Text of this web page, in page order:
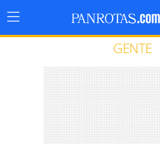
Menu
Principal
GENTE